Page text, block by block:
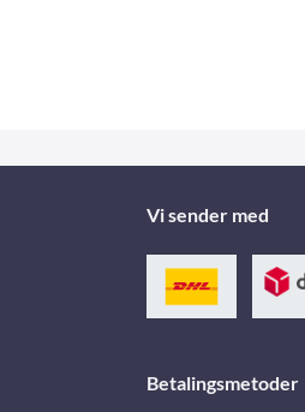
Vi sender med
Betalingsmetoder